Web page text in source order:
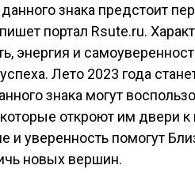
знака предстоит
портал Rsute.ru.
энергия и
Лето 2023 года
знака могут
откроют им двери
и уверенность помогут
новых вершин.